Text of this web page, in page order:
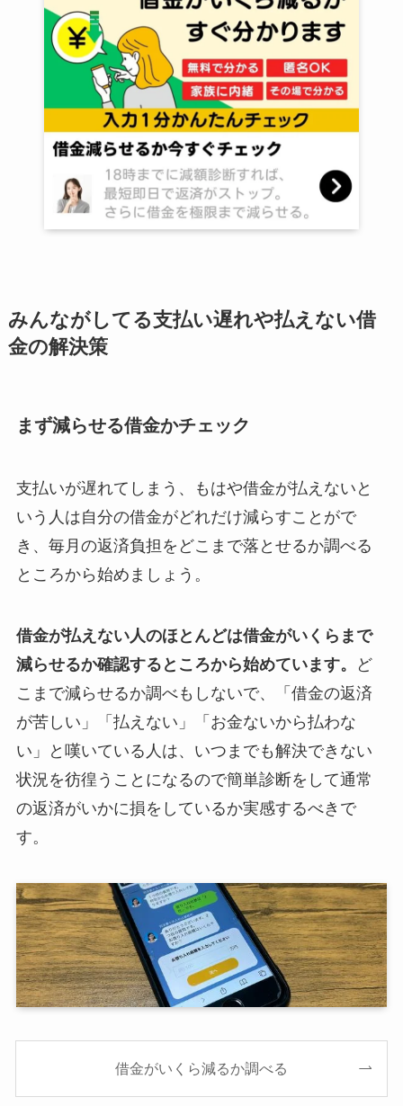
みんながしてる支払い遅れや払えない借
金の解決策
まず減らせる借金かチェック
支払いが遅れてしまう、もはや借金が払えないと
いう人は自分の借金がどれだけ減らすことがで
き、毎月の返済負担をどこまで落とせるか調べる
ところから始めましょう。
借金が払えない人のほとんどは借金がいくらまで
減らせるか確認するところから始めています。
ど
こまで減らせるか調べもしないで、「借金の返済
が苦しい」「払えない」「お金ないから払わな
い」と嘆いている人は、いつまでも解決できない
状況を彷徨うことになるので簡単診断をして通常
の返済がいかに損をしているか実感するべきで
す。
借金がいくら減るか調べる